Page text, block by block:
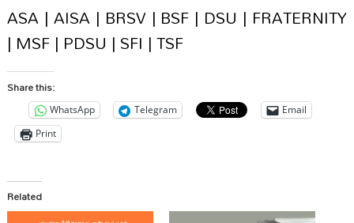
ASA | AISA | BRSV | BSF | DSU | FRATERNITY
| MSF | PDSU | SFI | TSF
Share this:
WhatsApp Telegram
Email
Print
Related